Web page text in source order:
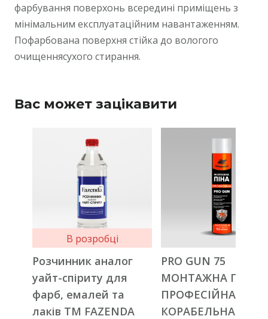
фарбування поверхонь всередині приміщень з
мінімальним експлуатаційним навантаженням.
Пофарбована поверхня стійка до вологого
очищеннясухого стирання.
Вас может зацікавити
В розробці
Розчинник аналог
уайт-спіриту для
фарб, емалей та
лаків ТМ FAZENDA
PRO GUN 75
МОНТАЖНА ПІНА
ПРОФЕСІЙНА ТМ
КОРАБЕЛЬНА